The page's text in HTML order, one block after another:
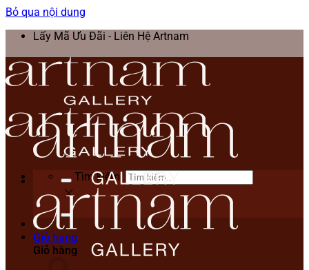
Bỏ qua nội dung
Lấy Mã Ưu Đãi - Liên Hệ Artnam
Tìm kiếm:
Giỏ hàng
Giỏ hàng